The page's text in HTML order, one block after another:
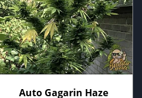
Auto Gagarin Haze